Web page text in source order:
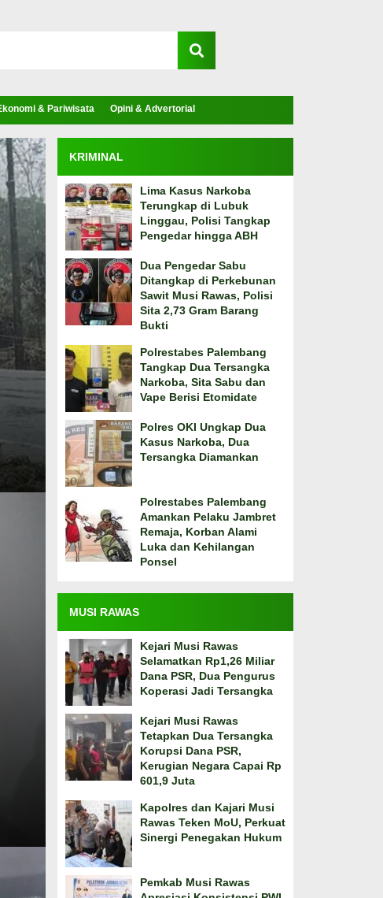
& Pariwisata Opini & Advertorial
KRIMINAL
Lima Kasus Narkoba
Terungkap di Lubuk
Linggau, Polisi Tangkap
Pengedar hingga ABH
Dua Pengedar Sabu
Ditangkap di Perkebunan
Sawit Musi Rawas, Polisi
Sita 2,73 Gram Barang
Bukti
Polrestabes Palembang
Tangkap Dua Tersangka
Narkoba, Sita Sabu dan
Vape Berisi Etomidate
Polres OKI Ungkap Dua
Kasus Narkoba, Dua
Tersangka Diamankan
Polrestabes Palembang
Amankan Pelaku Jambret
Remaja, Korban Alami
Luka dan Kehilangan
Ponsel
MUSI RAWAS
Kejari Musi Rawas
Selamatkan Rp1,26 Miliar
Dana PSR, Dua Pengurus
Koperasi Jadi Tersangka
Kejari Musi Rawas
Tetapkan Dua Tersangka
Korupsi Dana PSR,
Kerugian Negara Capai Rp
601,9 Juta
Kapolres dan Kajari Musi
Rawas Teken MoU, Perkuat
Sinergi Penegakan Hukum
Pemkab Musi Rawas